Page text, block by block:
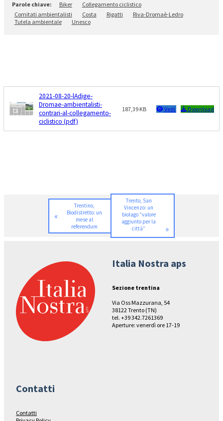
Biker
Collegamento ciclistico
Comitati ambientalisti
Costa Rigatti
Riva-Dromaè-Ledro
Tutela ambientale
Unesco
2021-08-20-lAdige-
Dromae-ambientalisti-
contrari-al-collegamento-
ciclistico (pdf)
187,39 KB Vedi Download
«
Trentino,
Biodistretto: un
mese al
referendum
Trento, San
Vincenzo: un
biolago “valore
aggiunto per la
città”
»
Italia Nostra aps
Sezione trentina
Via Oss Mazzurana, 54
38122 Trento (TN)
tel. +39 342.7261369
Aperture: venerdì ore 17-19
Contatti
Contatti